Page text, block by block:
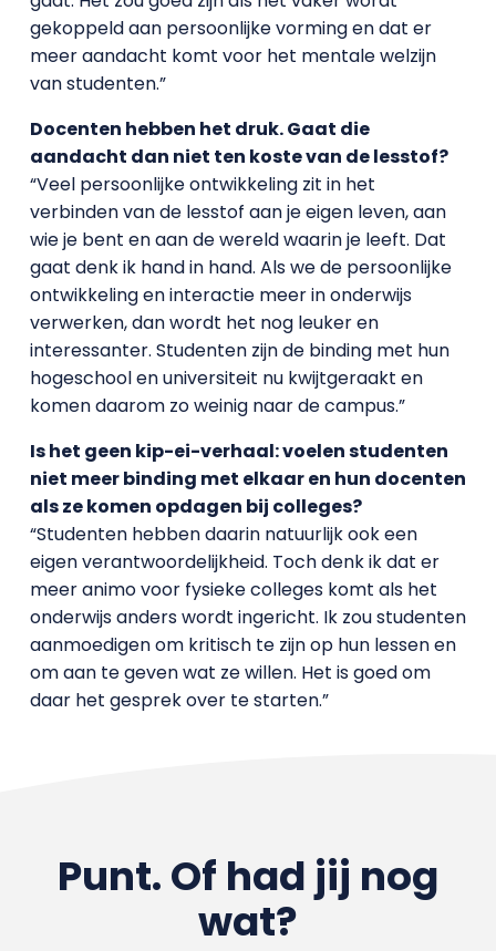
gekoppeld aan persoonlijke vorming en dat er
meer aandacht komt voor het mentale welzijn
van studenten.”
Docenten hebben het druk. Gaat die
aandacht dan niet ten koste van de lesstof?
“Veel persoonlijke ontwikkeling zit in het
verbinden van de lesstof aan je eigen leven, aan
wie je bent en aan de wereld waarin je leeft. Dat
gaat denk ik hand in hand. Als we de persoonlijke
ontwikkeling en interactie meer in onderwijs
verwerken, dan wordt het nog leuker en
interessanter. Studenten zijn de binding met hun
hogeschool en universiteit nu kwijtgeraakt en
komen daarom zo weinig naar de campus.”
Is het geen kip-ei-verhaal: voelen studenten
niet meer binding met elkaar en hun docenten
als ze komen opdagen bij colleges?
“Studenten hebben daarin natuurlijk ook een
eigen verantwoordelijkheid. Toch denk ik dat er
meer animo voor fysieke colleges komt als het
onderwijs anders wordt ingericht. Ik zou studenten
aanmoedigen om kritisch te zijn op hun lessen en
om aan te geven wat ze willen. Het is goed om
daar het gesprek over te starten.”
Punt. Of had jij nog
wat?